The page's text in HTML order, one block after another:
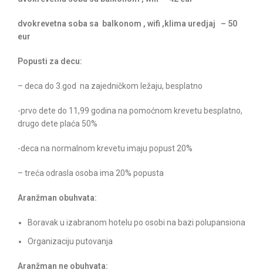
dvokrevetna soba sa balkonom , wifi ,klima uredjaj – 50
eur
Popusti za decu:
– deca do 3.god na zajedničkom ležaju, besplatno
-prvo dete do 11,99 godina na pomoćnom krevetu besplatno,
drugo dete plaća 50%
-deca na normalnom krevetu imaju popust 20%
– treća odrasla osoba ima 20% popusta
Aranžman obuhvata:
Boravak u izabranom hotelu po osobi na bazi polupansiona
Organizaciju putovanja
Aranžman ne obuhvata: